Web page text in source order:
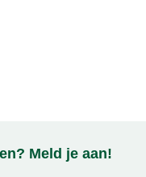
Meld je aan!